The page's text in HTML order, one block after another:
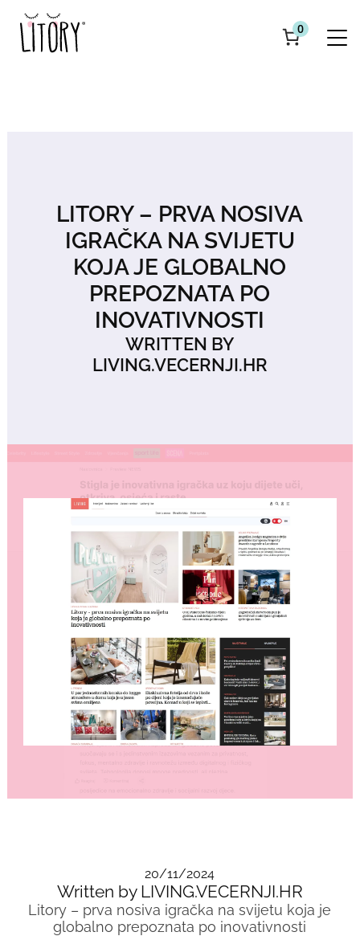
0
LITORY – PRVA NOSIVA
IGRAČKA NA SVIJETU
KOJA JE GLOBALNO
PREPOZNATA PO
INOVATIVNOSTI
WRITTEN BY
LIVING.VECERNJI.HR
20/11/2024
Written by LIVING.VECERNJI.HR
Litory – prva nosiva igračka na svijetu koja je
globalno prepoznata po inovativnosti